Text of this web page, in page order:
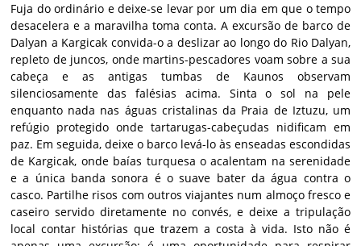
Fuja do ordinário e deixe-se levar por um dia em que o tempo
desacelera e a maravilha toma conta. A excursão de barco de
Dalyan a Kargicak convida-o a deslizar ao longo do Rio Dalyan,
repleto de juncos, onde martins-pescadores voam sobre a sua
cabeça e as antigas tumbas de Kaunos observam
silenciosamente das falésias acima. Sinta o sol na pele
enquanto nada nas águas cristalinas da Praia de Iztuzu, um
refúgio protegido onde tartarugas-cabeçudas nidificam em
paz. Em seguida, deixe o barco levá-lo às enseadas escondidas
de Kargicak, onde baías turquesa o acalentam na serenidade
e a única banda sonora é o suave bater da água contra o
casco. Partilhe risos com outros viajantes num almoço fresco e
caseiro servido diretamente no convés, e deixe a tripulação
local contar histórias que trazem a costa à vida. Isto não é